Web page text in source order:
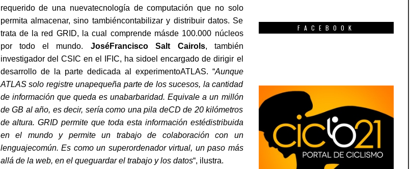
requerido de una nuevatecnología de computación que no solo
permita almacenar, sino tambiéncontabilizar y distribuir datos. Se
trata de la red GRID, la cual comprende másde 100.000 núcleos
por todo el mundo. JoséFrancisco Salt Cairols, también
investigador del CSIC en el IFIC, ha sidoel encargado de dirigir el
desarrollo de la parte dedicada al experimentoATLAS. “Aunque
ATLAS solo registre unapequeña parte de los sucesos, la cantidad
de información que queda es unabarbaridad. Equivale a un millón
de GB al año, es decir, sería como una pila deCD de 20 kilómetros
de altura. GRID permite que toda esta información estédistribuida
en el mundo y permite un trabajo de colaboración con un
lenguajecomún. Es como un superordenador virtual, un paso más
allá de la web, en el queguardar el trabajo y los datos“, ilustra.
FACEBOOK